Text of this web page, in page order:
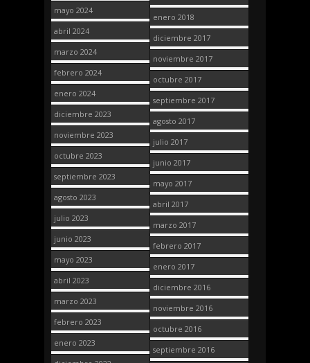
mayo 2024
abril 2024
marzo 2024
febrero 2024
enero 2024
diciembre 2023
noviembre 2023
octubre 2023
septiembre 2023
agosto 2023
julio 2023
junio 2023
mayo 2023
abril 2023
marzo 2023
febrero 2023
enero 2023
enero 2018
diciembre 2017
noviembre 2017
octubre 2017
septiembre 2017
agosto 2017
julio 2017
junio 2017
mayo 2017
abril 2017
marzo 2017
febrero 2017
enero 2017
diciembre 2016
noviembre 2016
octubre 2016
septiembre 2016